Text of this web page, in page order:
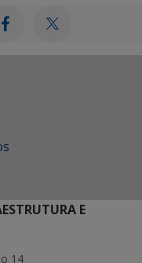
E
14